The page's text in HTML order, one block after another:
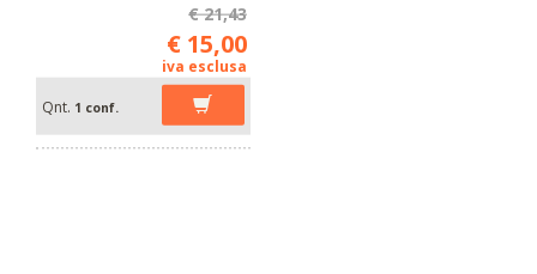
€ 21,43
€ 15,00
iva esclusa
Qnt. 1 conf.